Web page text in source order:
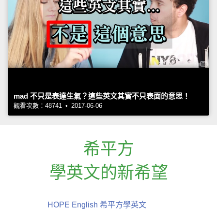
mad 不只是表達生氣？這些英文其實不只表面的意思！
觀看次數：48741 • 2017-06-06
希平方
學英文的新希望
HOPE English 希平方學英文